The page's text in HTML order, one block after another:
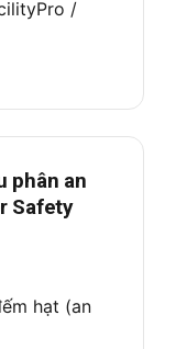
/
phân an
Safety
hạt (an